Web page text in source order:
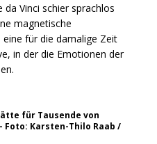
Vinci schier sprachlos
magnetische
für die damalige Zeit
in der die Emotionen der
für Tausende von
Foto: Karsten-Thilo Raab /